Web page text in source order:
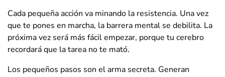
Cada pequeña acción va minando la resistencia. Una vez
que te pones en marcha, la barrera mental se debilita. La
próxima vez será más fácil empezar, porque tu cerebro
recordará que la tarea no te mató.
Los pequeños pasos son el arma secreta. Generan